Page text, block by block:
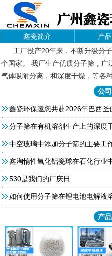
鑫瓷简介 产
工厂投产20年来，不断升级分子
个国家。 我厂生产优质分子筛，广
气体吸附分离，和深度干燥，等各
公
鑫瓷环保邀您共赴2026年巴西圣
分子筛在有机溶剂生产上的深度
中空玻璃中添加分子筛的主要工
鑫淘惰性氧化铝瓷球在石化行业
530是我们的厂庆日
如何使用分子筛在锂电池电解液
产